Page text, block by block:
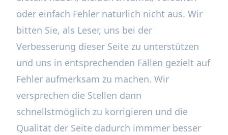
oder einfach Fehler natürlich nicht aus. Wir
bitten Sie, als Leser, uns bei der
Verbesserung dieser Seite zu unterstützen
und uns in entsprechenden Fällen gezielt auf
Fehler aufmerksam zu machen. Wir
versprechen die Stellen dann
schnellstmöglich zu korrigieren und die
Qualität der Seite dadurch immmer besser